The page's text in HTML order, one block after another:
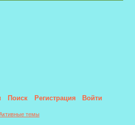
Поиск Регистрация Войти
темы